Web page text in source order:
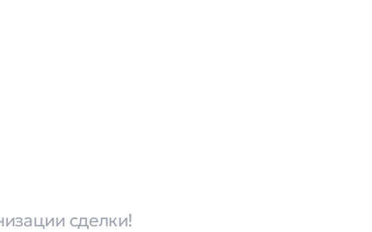
сделки!